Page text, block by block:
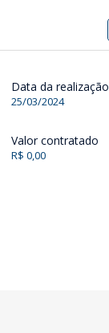
Data da realização
25/03/2024
Valor contratado
R$ 0,00